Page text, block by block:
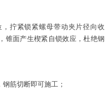
拧紧锁紧螺母带动夹片径向收
锥面产生楔紧自锁效应，杜绝钢
筋切断即可施工；